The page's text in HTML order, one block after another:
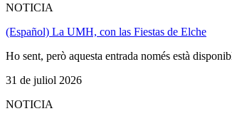
NOTICIA
(Español) La UMH, con las Fiestas de Elche
Ho sent, però aquesta entrada només està
31 de juliol 2026
NOTICIA